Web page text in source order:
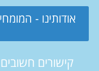
אודותינו -
קישורים חשובים